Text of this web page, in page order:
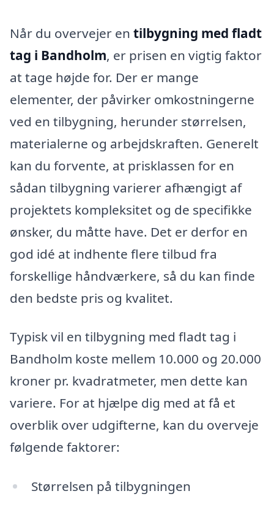
Når du overvejer en tilbygning med fladt
tag i Bandholm, er prisen en vigtig faktor
at tage højde for. Der er mange
elementer, der påvirker omkostningerne
ved en tilbygning, herunder størrelsen,
materialerne og arbejdskraften. Generelt
kan du forvente, at prisklassen for en
sådan tilbygning varierer afhængigt af
projektets kompleksitet og de specifikke
ønsker, du måtte have. Det er derfor en
god idé at indhente flere tilbud fra
forskellige håndværkere, så du kan finde
den bedste pris og kvalitet.
Typisk vil en tilbygning med fladt tag i
Bandholm koste mellem 10.000 og 20.000
kroner pr. kvadratmeter, men dette kan
variere. For at hjælpe dig med at få et
overblik over udgifterne, kan du overveje
følgende faktorer:
Størrelsen på tilbygningen